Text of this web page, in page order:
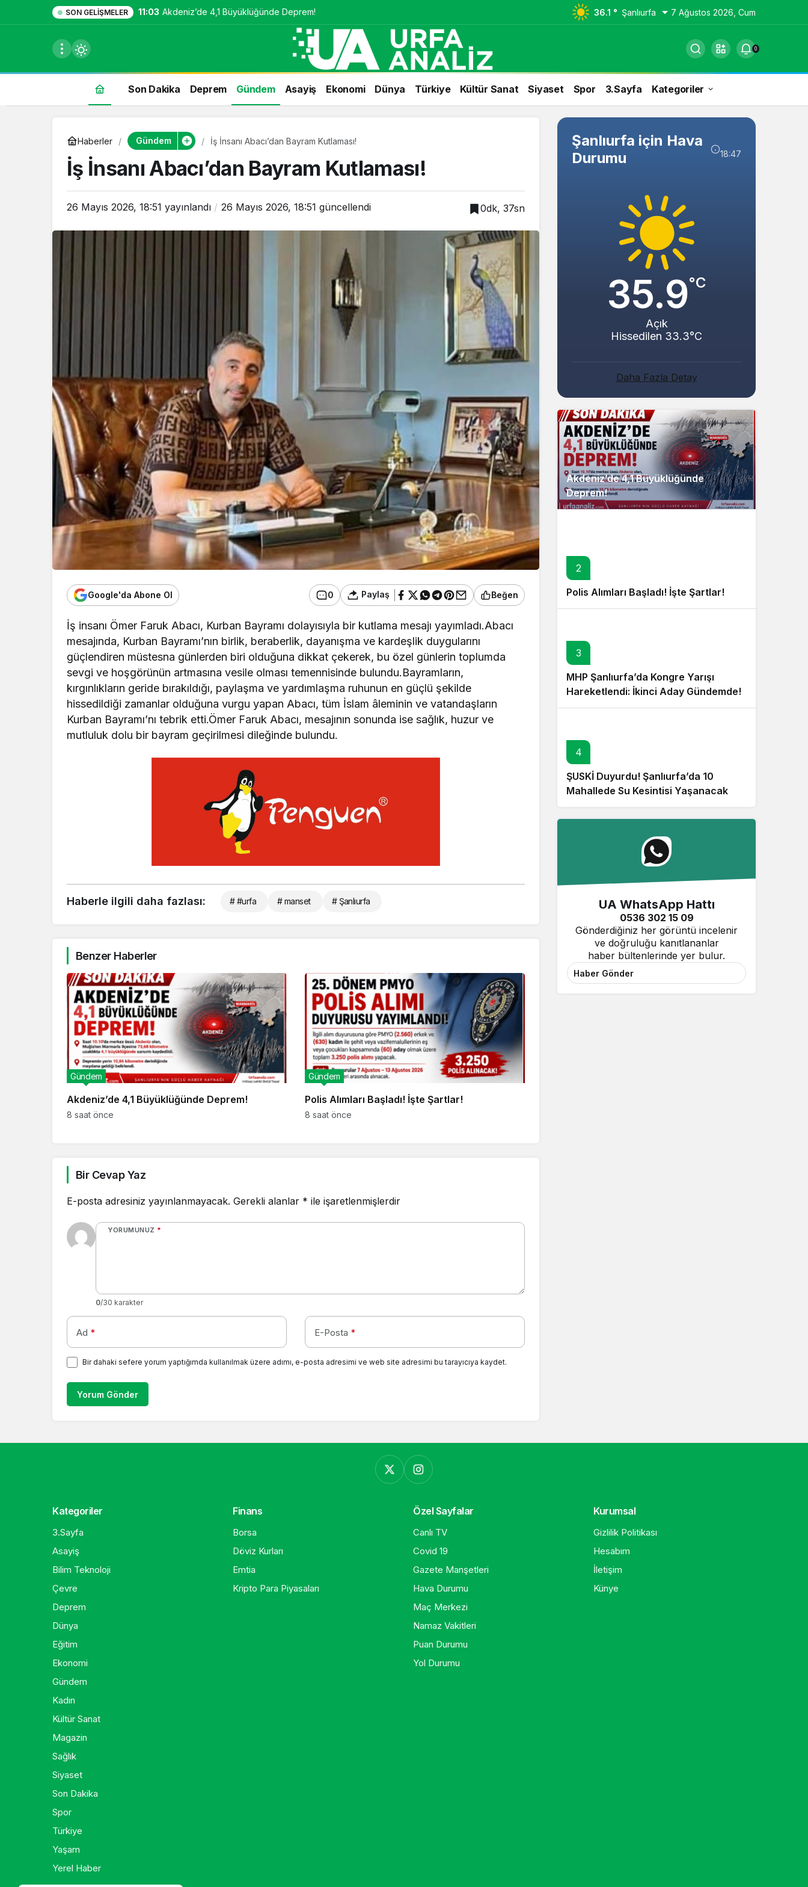
SON GELIŞMELER 11:03 Akdeniz’de 4,1 Büyüklüğünde Deprem! 36.1 ° Şanlıurfa 7 Ağustos 2026, Cum
0
Son Dakika Deprem Gündem Asayiş Ekonomi Dünya Türkiye Kültür Sanat Siyaset Spor 3.Sayfa Kategoriler
Haberler Gündem İş İnsanı Abacı’dan Bayram Kutlaması!
İş İnsanı Abacı’dan Bayram Kutlaması!
26 Mayıs 2026, 18:51 yayınlandı 26 Mayıs 2026, 18:51 güncellendi 0dk, 37sn
Google'da Abone Ol 0 Paylaş Beğen
İş insanı Ömer Faruk Abacı, Kurban Bayramı dolayısıyla bir kutlama mesajı yayımladı.Abacı
mesajında, Kurban Bayramı’nın birlik, beraberlik, dayanışma ve kardeşlik duygularını
güçlendiren müstesna günlerden biri olduğuna dikkat çekerek, bu özel günlerin toplumda
sevgi ve hoşgörünün artmasına vesile olması temennisinde bulundu.Bayramların,
kırgınlıkların geride bırakıldığı, paylaşma ve yardımlaşma ruhunun en güçlü şekilde
hissedildiği zamanlar olduğuna vurgu yapan Abacı, tüm İslam âleminin ve vatandaşların
Kurban Bayramı’nı tebrik etti.Ömer Faruk Abacı, mesajının sonunda ise sağlık, huzur ve
mutluluk dolu bir bayram geçirilmesi dileğinde bulundu.
Haberle ilgili daha fazlası: # #urfa # manset # Şanlıurfa
Benzer Haberler
Akdeniz’de 4,1 Büyüklüğünde Deprem!
Gündem
8 saat önce
Polis Alımları Başladı! İşte Şartlar!
Gündem
8 saat önce
Bir Cevap Yaz
E-posta adresiniz yayınlanmayacak. Gerekli alanlar * ile işaretlenmişlerdir
YORUMUNUZ *
0/30 karakter
Ad * E-Posta *
Bir dahaki sefere yorum yaptığımda kullanılmak üzere adımı, e-posta adresimi ve web site adresimi bu tarayıcıya kaydet.
Yorum Gönder
Şanlıurfa için Hava
Durumu
18:47
35.9°C
Açık
Hissedilen 33.3°C
Daha Fazla Detay
Akdeniz’de 4,1 Büyüklüğünde
Deprem!
2
Polis Alımları Başladı! İşte Şartlar!
3
MHP Şanlıurfa’da Kongre Yarışı
Hareketlendi: İkinci Aday Gündemde!
4
ŞUSKİ Duyurdu! Şanlıurfa’da 10
Mahallede Su Kesintisi Yaşanacak
UA WhatsApp Hattı
0536 302 15 09
Gönderdiğiniz her görüntü incelenir
ve doğruluğu kanıtlananlar
haber bültenlerinde yer bulur.
Haber Gönder
Kategoriler
3.Sayfa
Asayiş
Bilim Teknoloji
Çevre
Deprem
Dünya
Eğitim
Ekonomi
Gündem
Kadın
Kültür Sanat
Magazin
Sağlık
Siyaset
Son Dakika
Spor
Türkiye
Yaşam
Yerel Haber
Finans
Borsa
Döviz Kurları
Emtia
Kripto Para Piyasaları
Özel Sayfalar
Canlı TV
Covid 19
Gazete Manşetleri
Hava Durumu
Maç Merkezi
Namaz Vakitleri
Puan Durumu
Yol Durumu
Kurumsal
Gizlilik Politikası
Hesabım
İletişim
Künye